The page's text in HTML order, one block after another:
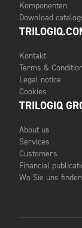
Komponenten
Download
Kontakt
Terms &
Legal notice
Cookies
TRILOGIQ
About us
Services
Customers
Financial
Wo Sie uns finden